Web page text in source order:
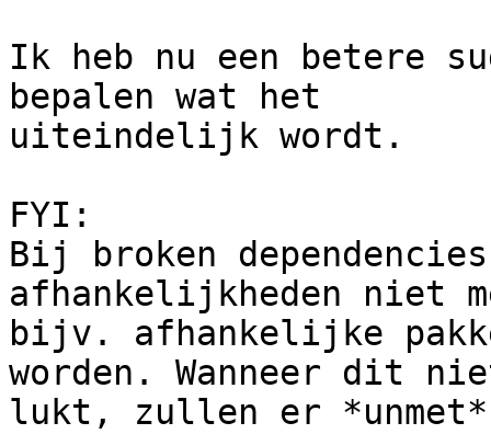
Ik heb nu een betere
bepalen wat het
uiteindelijk wordt.
FYI:
Bij broken
afhankelijkheden niet
bijv. afhankelijke
worden. Wanneer dit
lukt, zullen er *unmet*